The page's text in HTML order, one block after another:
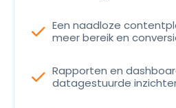
Een naadloze
meer bereik en
check
Rapporten en
datagestuurde
check